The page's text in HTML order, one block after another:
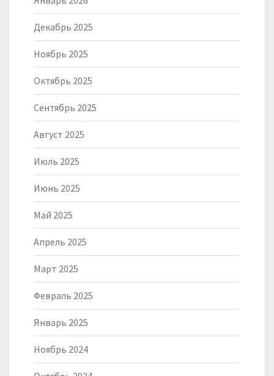
Декабрь 2025
Ноябрь 2025
Октябрь 2025
Сентябрь 2025
Август 2025
Июль 2025
Июнь 2025
Май 2025
Апрель 2025
Март 2025
Февраль 2025
Январь 2025
Ноябрь 2024